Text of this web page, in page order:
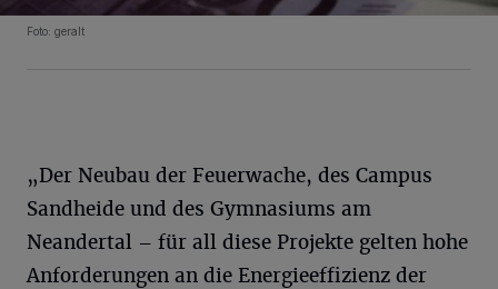
Foto: geralt
„Der Neubau der Feuerwache, des Campus
Sandheide und des Gymnasiums am
Neandertal – für all diese Projekte gelten hohe
Anforderungen an die Energieeffizienz der